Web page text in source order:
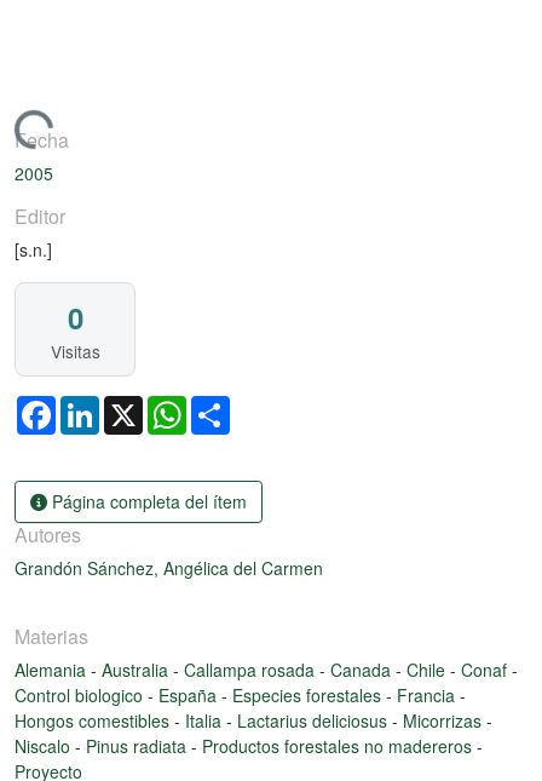
Cargando...
Fecha
2005
Editor
[s.n.]
0
Visitas
FacebookLinkedIn
X WhatsApp
Página completa del ítem
Autores
Grandón Sánchez, Angélica del Carmen
Materias
Alemania - Australia - Callampa rosada - Canada - Chile - Conaf -
Control biologico - España - Especies forestales - Francia -
Hongos comestibles - Italia - Lactarius deliciosus - Micorrizas -
Niscalo - Pinus radiata - Productos forestales no madereros -
Proyecto